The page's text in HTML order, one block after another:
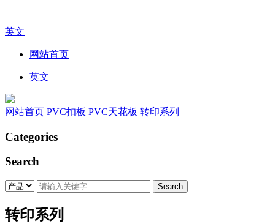
英文
网站首页
英文
网站首页 PVC扣板 PVC天花板 转印系列
Categories
Search
转印系列